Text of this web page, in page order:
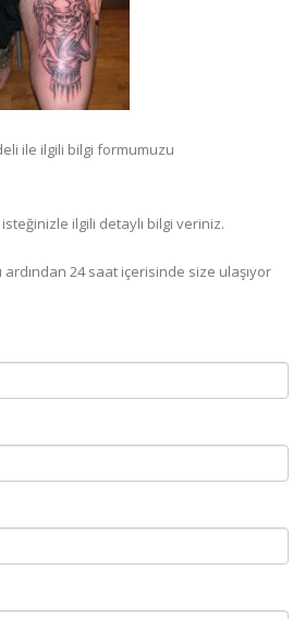
ile ilgili bilgi formumuzu
ilgili detaylı bilgi veriniz.
ardından 24 saat içerisinde size ulaşıyor